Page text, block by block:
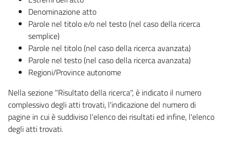
Denominazione atto
Parole nel titolo e/o nel testo (nel caso della ricerca
semplice)
Parole nel titolo (nel caso della ricerca avanzata)
Parole nel testo (nel caso della ricerca avanzata)
Regioni/Province autonome
Nella sezione "Risultato della ricerca", è indicato il numero
complessivo degli atti trovati, l'indicazione del numero di
pagine in cui è suddiviso l'elenco dei risultati ed infine, l'elenco
degli atti trovati.